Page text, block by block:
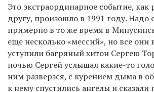
Это экстраординарное событие, как
другу, произошло в 1991 году. Надо
примерно в то же время в
еще несколько «мессий», но все они
уступили багряный хитон Сергею
ночью Сергей услышал какие-то
ним разверзся, с курением дыма в
к нему спустились ангелы и